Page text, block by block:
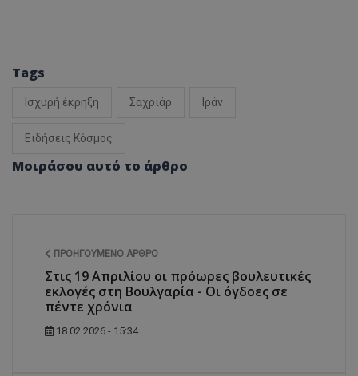
Tags
Ισχυρή έκρηξη Σαχριάρ Ιράν
Ειδήσεις Κόσμος
Μοιράσου αυτό το άρθρο
ΠΡΟΗΓΟΎΜΕΝΟ ΆΡΘΡΟ
Στις 19 Απριλίου οι πρόωρες βουλευτικές
εκλογές στη Βουλγαρία - Οι όγδοες σε
πέντε χρόνια
18.02.2026 - 15:34